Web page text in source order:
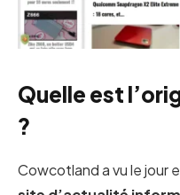
Quelle est
?
Cowcotland a vu le jour